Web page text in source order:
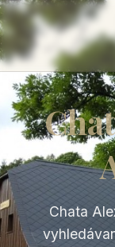
Chata